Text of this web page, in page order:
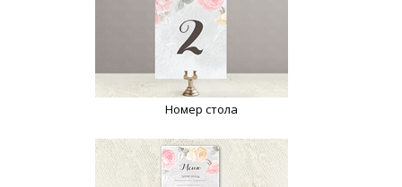
Номер стола